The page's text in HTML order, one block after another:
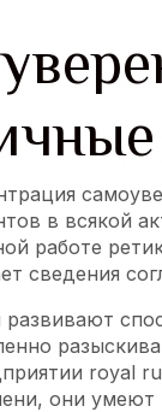
в всякой
работе
сведения
royal
они